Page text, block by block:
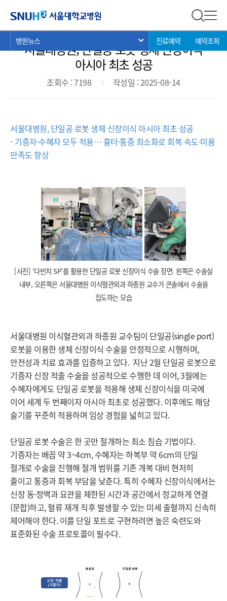
전체 검
현
재
병원뉴스 서브 메뉴 목록 열기
진료예약 예약조회
병원뉴스
서울대병원, 단일공 로봇 생체 신장이식
아시아 최초 성공
조회수 : 7198 작성일 : 2025-08-14
서울대병원, 단일공 로봇 생체 신장이식 아시아 최초 성공
- 기증자·수혜자 모두 적용… 흉터·통증 최소화로 회복 속도·미용
만족도 향상
[사진] ‘다빈치 SP’를 활용한 단일공 로봇 신장이식 수술 장면. 왼쪽은 수술실
내부, 오른쪽은 서울대병원 이식혈관외과 하종원 교수가 콘솔에서 수술을
집도하는 모습
서울대병원 이식혈관외과 하종원 교수팀이 단일공(single port)
로봇을 이용한 생체 신장이식 수술을 안정적으로 시행하며,
안전성과 치료 효과를 입증하고 있다. 지난 2월 단일공 로봇으로
기증자 신장 적출 수술을 성공적으로 수행한 데 이어, 3월에는
수혜자에게도 단일공 로봇을 적용해 생체 신장이식을 미국에
이어 세계 두 번째이자 아시아 최초로 성공했다. 이후에도 해당
술기를 꾸준히 적용하며 임상 경험을 넓히고 있다.
단일공 로봇 수술은 한 곳만 절개하는 최소 침습 기법이다.
기증자는 배꼽 약 3~4cm, 수혜자는 하복부 약 6cm의 단일
절개로 수술을 진행해 절개 범위를 기존 개복 대비 현저히
줄이고 통증과 회복 부담을 낮춘다. 특히 수혜자 신장이식에서는
신장 동·정맥과 요관을 제한된 시간과 공간에서 정교하게 연결
(문합)하고, 혈류 재개 직후 발생할 수 있는 미세 출혈까지 신속히
제어해야 한다. 이를 단일 포트로 구현하려면 높은 숙련도와
표준화된 수술 프로토콜이 필수다.